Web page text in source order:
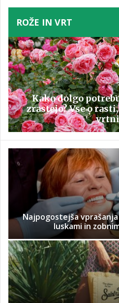
ROŽE IN VRT
Kako dolgo
zrastejo? Vse o
Najpogostejša
luskami in